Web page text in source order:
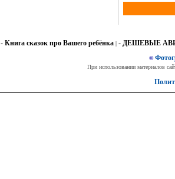
- Книга сказок про Вашего ребёнка | - ДЕШЕВЫЕ
©
При использовании материалов